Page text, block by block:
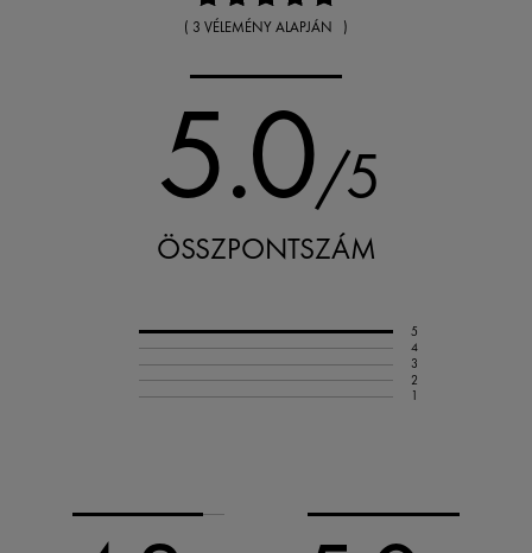
( 3 VÉLEMÉNY ALAPJÁN )
5.0/5
ÖSSZPONTSZÁM
5
4
3
2
1